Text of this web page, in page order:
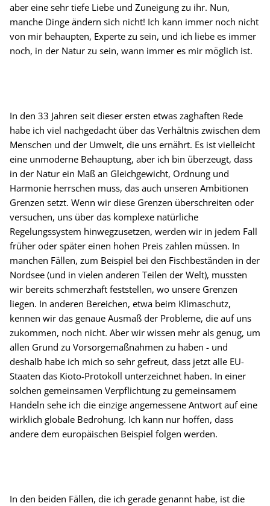
aber eine sehr tiefe Liebe und Zuneigung zu ihr. Nun,
manche Dinge ändern sich nicht! Ich kann immer noch nicht
von mir behaupten, Experte zu sein, und ich liebe es immer
noch, in der Natur zu sein, wann immer es mir möglich ist.
In den 33 Jahren seit dieser ersten etwas zaghaften Rede
habe ich viel nachgedacht über das Verhältnis zwischen dem
Menschen und der Umwelt, die uns ernährt. Es ist vielleicht
eine unmoderne Behauptung, aber ich bin überzeugt, dass
in der Natur ein Maß an Gleichgewicht, Ordnung und
Harmonie herrschen muss, das auch unseren Ambitionen
Grenzen setzt. Wenn wir diese Grenzen überschreiten oder
versuchen, uns über das komplexe natürliche
Regelungssystem hinwegzusetzen, werden wir in jedem Fall
früher oder später einen hohen Preis zahlen müssen. In
manchen Fällen, zum Beispiel bei den Fischbeständen in der
Nordsee (und in vielen anderen Teilen der Welt), mussten
wir bereits schmerzhaft feststellen, wo unsere Grenzen
liegen. In anderen Bereichen, etwa beim Klimaschutz,
kennen wir das genaue Ausmaß der Probleme, die auf uns
zukommen, noch nicht. Aber wir wissen mehr als genug, um
allen Grund zu Vorsorgemaßnahmen zu haben - und
deshalb habe ich mich so sehr gefreut, dass jetzt alle EU-
Staaten das Kioto-Protokoll unterzeichnet haben. In einer
solchen gemeinsamen Verpflichtung zu gemeinsamem
Handeln sehe ich die einzige angemessene Antwort auf eine
wirklich globale Bedrohung. Ich kann nur hoffen, dass
andere dem europäischen Beispiel folgen werden.
In den beiden Fällen, die ich gerade genannt habe, ist die